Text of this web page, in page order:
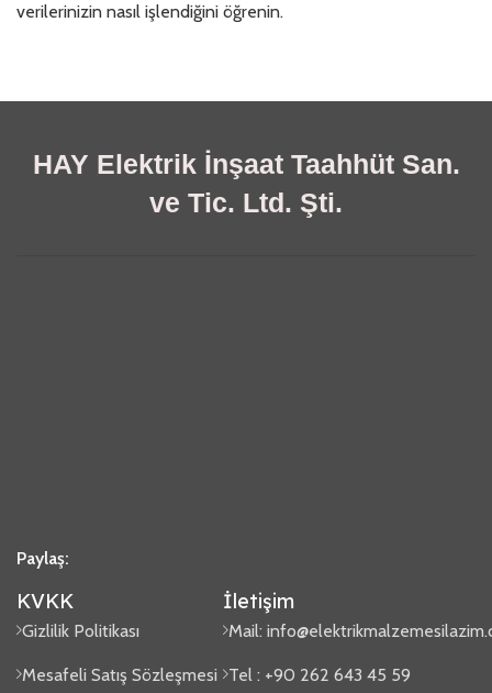
verilerinizin nasıl işlendiğini öğrenin.
HAY Elektrik İnşaat Taahhüt San.
ve Tic. Ltd. Şti.
Paylaş:
KVKK
Gizlilik Politikası
Mesafeli Satış Sözleşmesi
İletişim
Mail:
Tel : +90 262 643 45 59